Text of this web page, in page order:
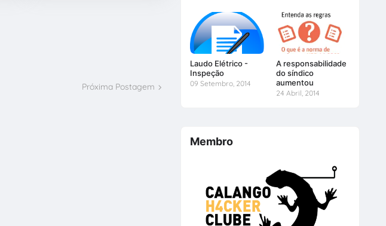
Próxima Postagem
Laudo Elétrico -
Inspeção
09 Setembro, 2014
A responsabilidade
do síndico
aumentou
24 Abril, 2014
Membro